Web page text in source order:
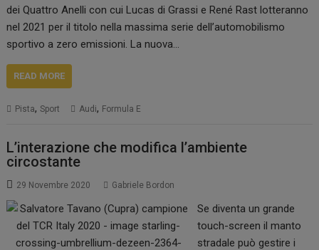
dei Quattro Anelli con cui Lucas di Grassi e René Rast lotteranno
nel 2021 per il titolo nella massima serie dell’automobilismo
sportivo a zero emissioni. La nuova…
READ MORE
Pista,Sport Audi, Formula E
L’interazione che modifica l’ambiente
circostante
29 Novembre 2020 Gabriele Bordon
Se diventa un grande
touch-screen il manto
stradale può gestire i